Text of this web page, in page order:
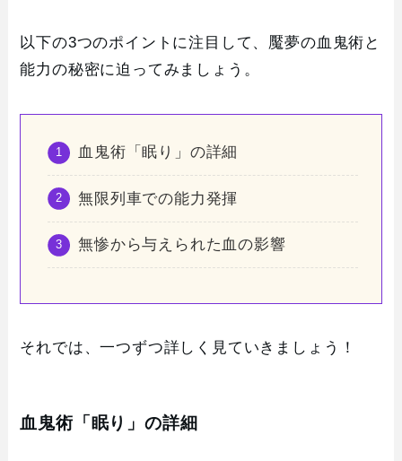
以下の3つのポイントに注目して、魘夢の血鬼術と
能力の秘密に迫ってみましょう。
血鬼術「眠り」の詳細
無限列車での能力発揮
無惨から与えられた血の影響
それでは、一つずつ詳しく見ていきましょう！
血鬼術「眠り」の詳細